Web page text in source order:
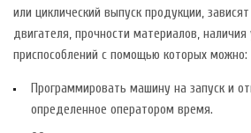
или циклический выпуск продукции,
двигателя, прочности материалов, наличия
приспособлений с помощью которых можно:
Программировать машину на запуск и
определенное оператором время.